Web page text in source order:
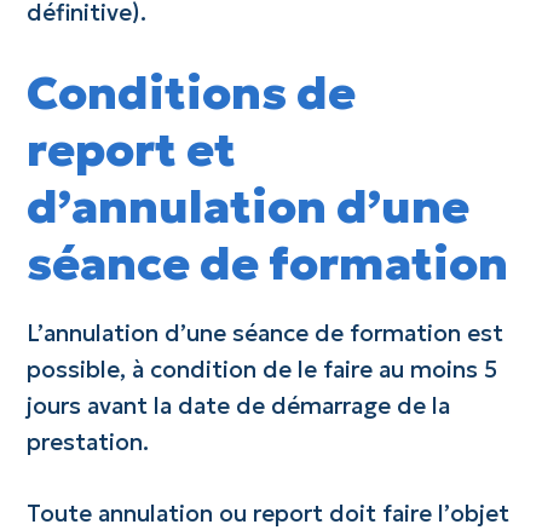
définitive).
Conditions de
report et
d’annulation d’une
séance de formation
L’annulation d’une séance de formation est
possible, à condition de le faire au moins 5
jours avant la date de démarrage de la
prestation.
Toute annulation ou report doit faire l’objet